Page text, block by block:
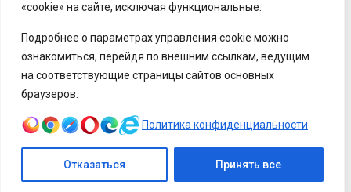
«cookie» на сайте, исключая функциональные.
Подробнее о параметрах управления cookie можно
ознакомиться, перейдя по внешним ссылкам, ведущим
на соответствующие страницы сайтов основных
браузеров:
Политика конфиденциальности
Отказаться Принять все